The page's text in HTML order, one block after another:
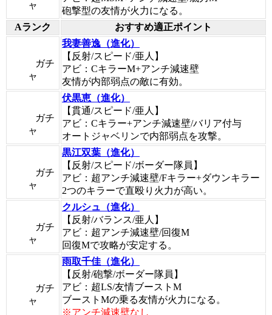
ャ
砲撃型の友情が火力になる。
Aランク
おすすめ適正ポイント
ガチ
ャ
我妻善逸（進化）
【反射/スピード/亜人】
アビ：CキラーM+アンチ減速壁
友情が内部弱点の敵に有効。
ガチ
ャ
伏黒恵（進化）
【貫通/スピード/亜人】
アビ：Cキラー+アンチ減速壁/バリア付与
オートジャベリンで内部弱点を攻撃。
ガチ
ャ
黒江双葉（進化）
【反射/スピード/ボーダー隊員】
アビ：超アンチ減速壁/Fキラー+ダウンキラー
2つのキラーで直殴り火力が高い。
ガチ
ャ
クルシュ（進化）
【反射/バランス/亜人】
アビ：超アンチ減速壁/回復M
回復Mで攻略が安定する。
ガチ
ャ
雨取千佳（進化）
【反射/砲撃/ボーダー隊員】
アビ：超LS/友情ブーストM
ブーストMの乗る友情が火力になる。
※アンチ減速壁なし